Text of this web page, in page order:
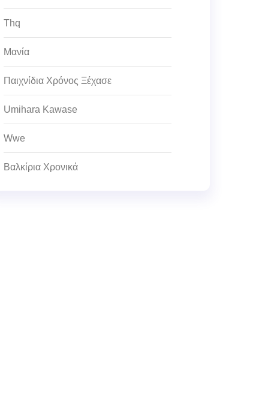
Thq
Μανία
Παιχνίδια Χρόνος Ξέχασε
Umihara Kawase
Wwe
Βαλκίρια Χρονικά